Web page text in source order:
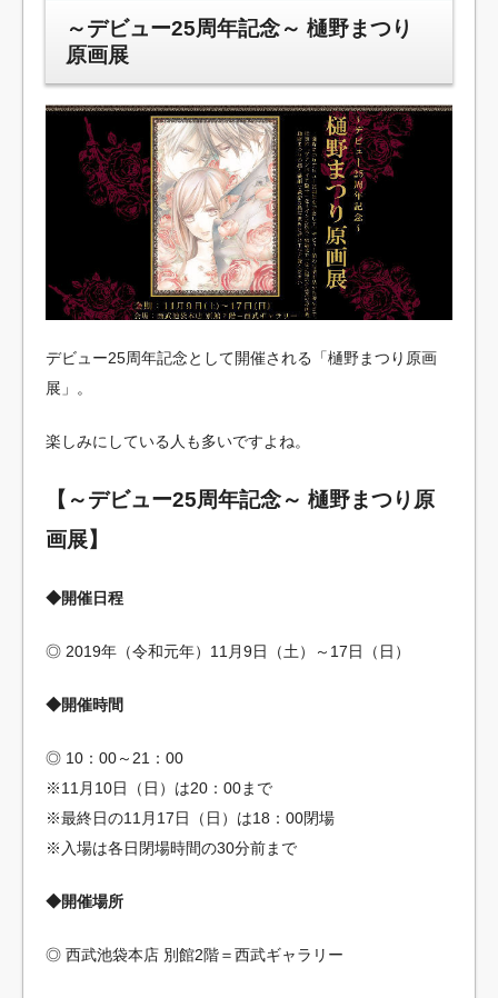
～デビュー25周年記念～ 樋野まつり
原画展
デビュー25周年記念として開催される「樋野まつり原画
展」。
楽しみにしている人も多いですよね。
【～デビュー25周年記念～ 樋野まつり原
画展】
◆開催日程
◎ 2019年（令和元年）11月9日（土）～17日（日）
◆開催時間
◎ 10：00～21：00
※11月10日（日）は20：00まで
※最終日の11月17日（日）は18：00閉場
※入場は各日閉場時間の30分前まで
◆開催場所
◎ 西武池袋本店 別館2階＝西武ギャラリー